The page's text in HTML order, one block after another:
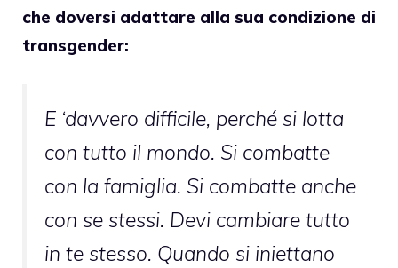
che doversi adattare alla sua condizione di
transgender:
E ‘davvero difficile, perché si lotta
con tutto il mondo. Si combatte
con la famiglia. Si combatte anche
con se stessi. Devi cambiare tutto
in te stesso. Quando si iniettano